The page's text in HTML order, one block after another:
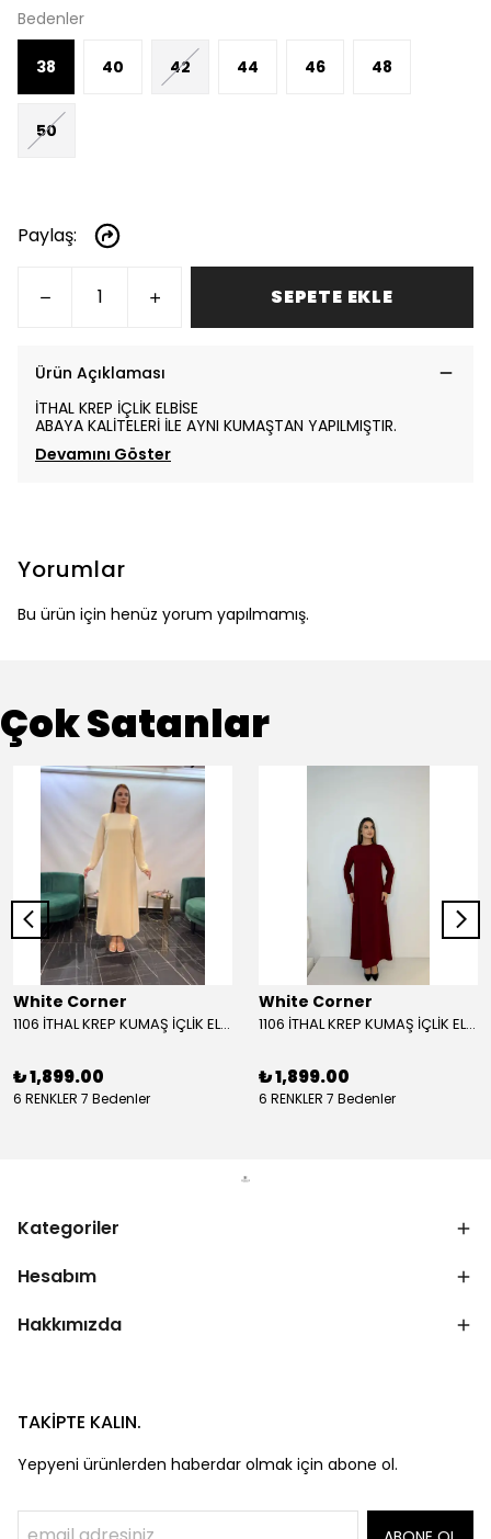
Bedenler
38 40 42 44 46 48
50
Paylaş:
SEPETE EKLE
Ürün Açıklaması
İTHAL KREP İÇLİK ELBİSE
ABAYA KALİTELERİ İLE AYNI KUMAŞTAN YAPILMIŞTIR.
Devamını Göster
Yorumlar
Bu ürün için henüz yorum yapılmamış.
Çok Satanlar
White Corner
1106 İTHAL KREP KUMAŞ İÇLİK ELBİSE - BEJ
₺ 1,899.00
6 RENKLER 7 Bedenler
White Corner
1106 İTHAL KREP KUMAŞ İÇLİK ELBİSE - BORDO
₺ 1,899.00
6 RENKLER 7 Bedenler
Kategoriler
Hesabım
Hakkımızda
TAKİPTE KALIN.
Yepyeni ürünlerden haberdar olmak için abone ol.